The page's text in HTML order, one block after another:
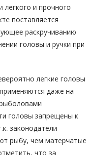
и прочного
поставляется
раскручиванию
головы и ручки при
легкие головы
даже на
головы запрещены к
законодатели
рыбу, чем матерчатые
что за